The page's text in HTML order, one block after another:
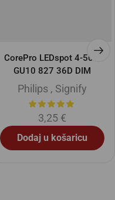
CorePro LEDspot 4-50W
GU10 827 36D DIM
Philips , Signify
3,25 €
Dodaj u košaricu